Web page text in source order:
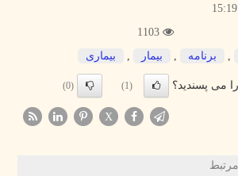
, برنامه , بیمار , بیماری
می پسندید؟ (1)
(0)
X